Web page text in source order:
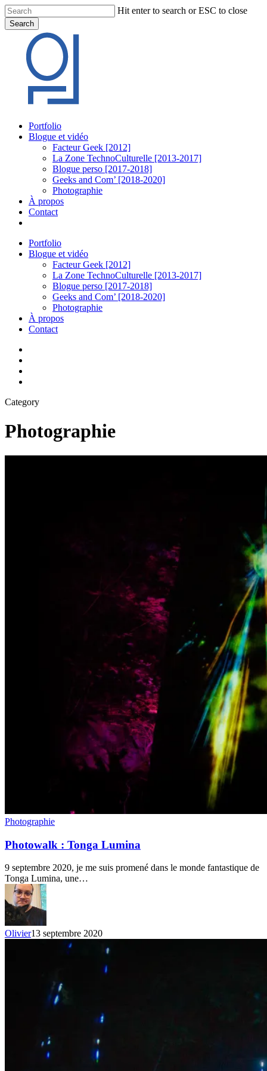
Skip
to
main
content
Hit enter to search or ESC to close
Search
Search
Menu
Portfolio
Blogue et vidéo
Facteur Geek [2012]
La Zone TechnoCulturelle [2013-2017]
Blogue perso [2017-2018]
Geeks and Com’ [2018-2020]
Photographie
À propos
Contact
Portfolio
Blogue et vidéo
Facteur Geek [2012]
La Zone TechnoCulturelle [2013-2017]
Blogue perso [2017-2018]
Geeks and Com’ [2018-2020]
Photographie
À propos
Contact
Category
Photographie
Photowalk
Tonga
Lumina
Photographie
Photowalk : Tonga Lumina
9 septembre 2020, je me suis promené dans le monde fantastique de
Tonga Lumina, une…
Olivier13 septembre 2020